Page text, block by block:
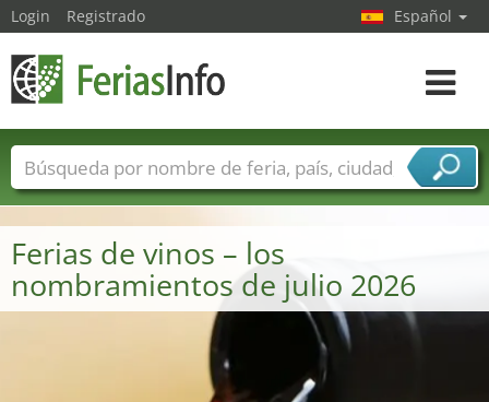
Ferias de vinos – los
nombramientos de julio 2026
Login Registrado Español
toggle
Nombres de ferias Países
Ciudades
Sectores de ferias
Sectores de proveedor de servicios